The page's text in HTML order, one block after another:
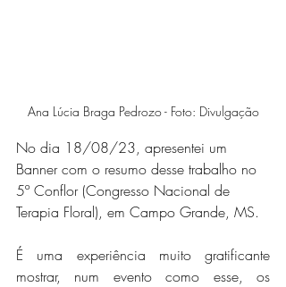
Ana Lúcia Braga Pedrozo - Foto: Divulgação
No dia 18/08/23, apresentei um
Banner com o resumo desse trabalho no
5º Conflor (Congresso Nacional de
Terapia Floral), em Campo Grande, MS.
É uma experiência muito gratificante
mostrar, num evento como esse, os